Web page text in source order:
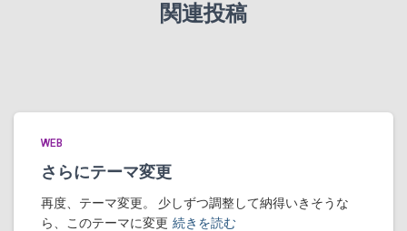
関連投稿
WEB
さらにテーマ変更
再度、テーマ変更。 少しずつ調整して納得いきそうな
ら、このテーマに変更 続きを読む